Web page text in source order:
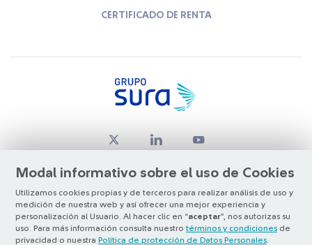
Modal informativo sobre el uso de Cookies
Utilizamos cookies propias y de terceros para realizar análisis de uso y
medición de nuestra web y así ofrecer una mejor experiencia y
personalización al Usuario. Al hacer clic en “aceptar”, nos autorizas su
uso. Para más información consulta nuestro términos y condiciones de
privacidad o nuestra Política de protección de Datos Personales
CERTIFICADO DE RENTA
© Copyright Grupo SURA 2026